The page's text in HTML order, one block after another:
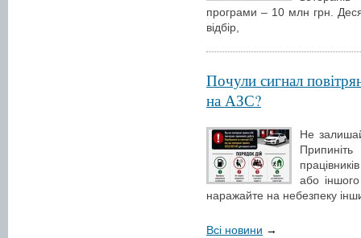
програми – 10 млн грн.
відбір,
Почули сигнал
на АЗС?
Не
або
наражайте на небезпеку
Всі новини →